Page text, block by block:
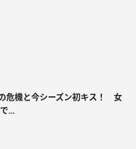
危機と今シーズン初キス！ 女
...